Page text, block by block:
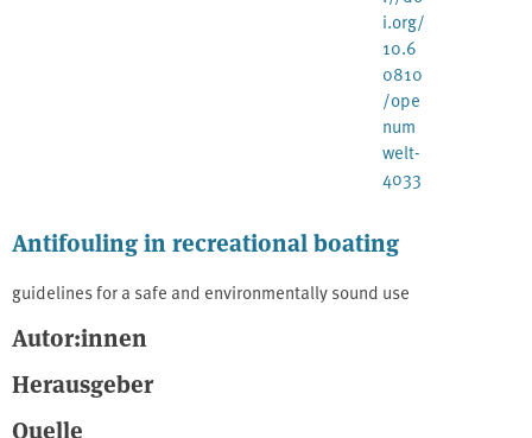
i.org/
10.6
0810
/ope
num
welt-
4033
Antifouling in recreational boating
guidelines for a safe and environmentally sound use
Autor:innen
Herausgeber
Quelle